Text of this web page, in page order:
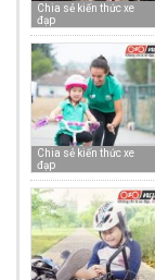
Chia sẻ kiến thức xe
đạp
Chia sẻ kiến thức xe
đạp